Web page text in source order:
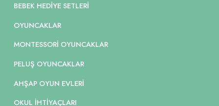
BEBEK HEDIYE SETLERI
OYUNCAKLAR
MONTESSORI OYUNCAKLAR
PELUŞ OYUNCAKLAR
AHŞAP OYUN EVLERI
OKUL İHTIYAÇLARI